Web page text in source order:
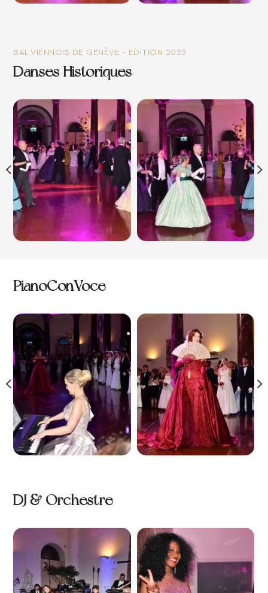
BAL VIENNOIS DE GENÈVE - EDITION 2023
Danses Historiques
PianoConVoce
DJ & Orchestre